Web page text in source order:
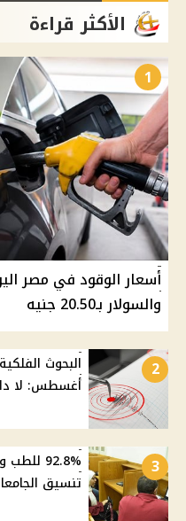
الأكثر قراءة
1
والسولار بـ20.50 جنيه
2
أغسطس: لا
3
تنسيق الجامعات 2026 وأماكن المرحلة